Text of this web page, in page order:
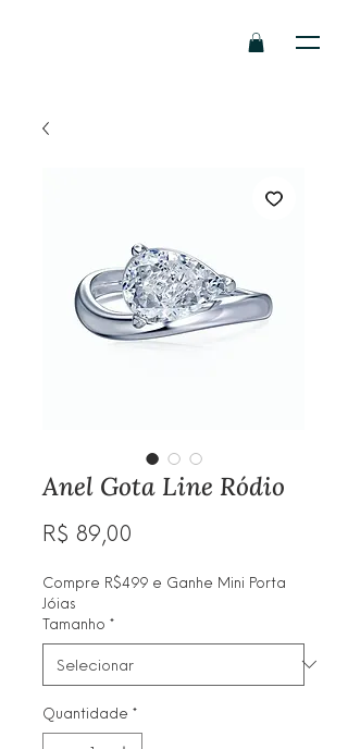
Anel Gota Line Ródio
R$ 89,00
Compre R$499 e Ganhe Mini Porta
Jóias
Tamanho *
Quantidade *